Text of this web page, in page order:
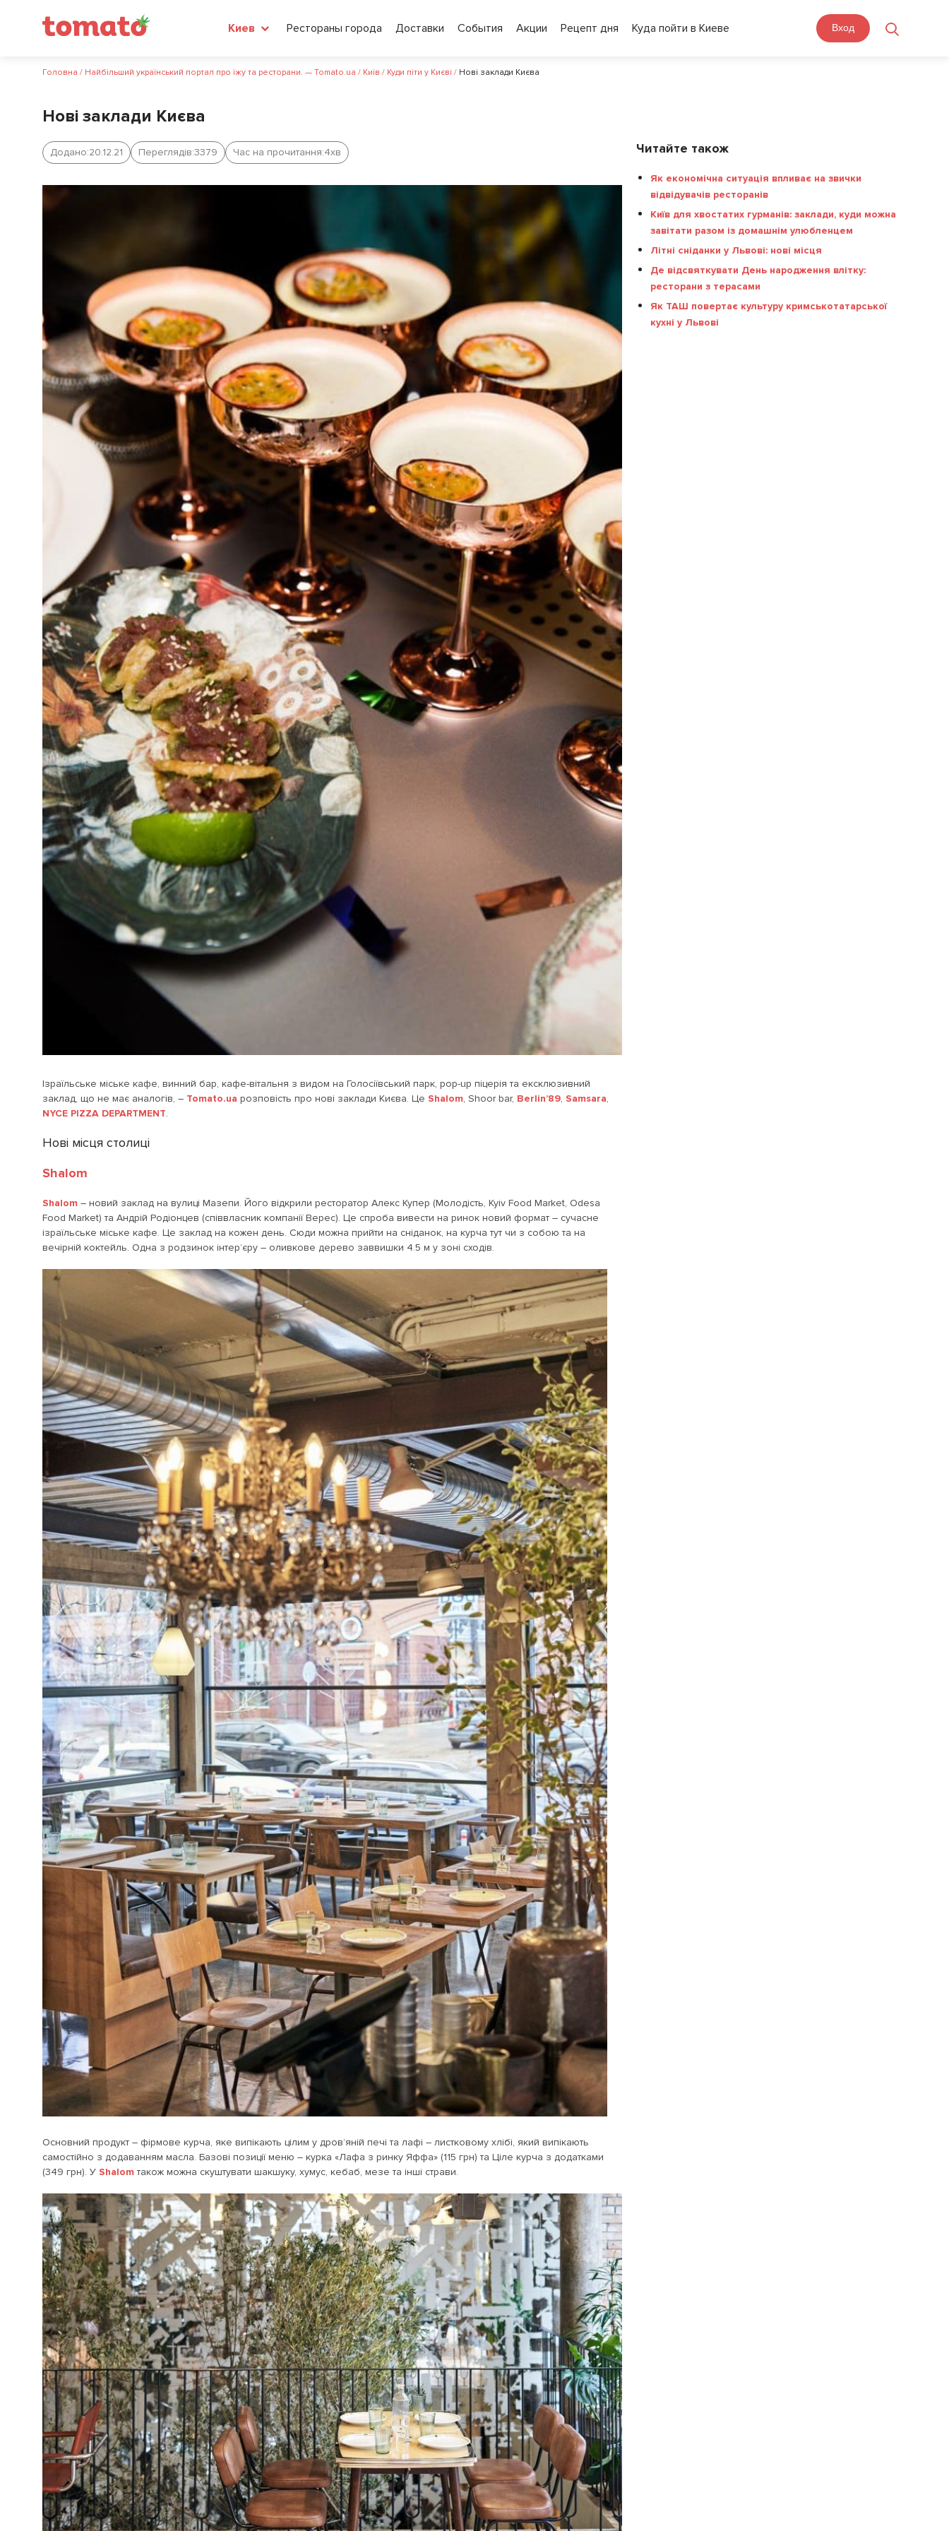
Киев Рестораны города Доставки События Акции Рецепт дня Куда пойти в Киеве Вход
Головна / Найбільший український портал про їжу та ресторани. — Tomato.ua / Київ / Куди піти у Києві / Нові заклади Києва
Нові заклади Києва
Додано:20.12.21 Переглядів:3379 Час на прочитання:4хв
Ізраїльське міське кафе, винний бар, кафе-вітальня з видом на Голосіївський парк, pop-up піцерія та ексклюзивний
заклад, що не має аналогів, – Tomato.ua розповість про нові заклади Києва. Це Shalom, Shoor bar, Berlin’89, Samsara,
NYCE PIZZA DEPARTMENT.
Нові місця столиці
Shalom
Shalom – новий заклад на вулиці Мазепи. Його відкрили ресторатор Алекс Купер (Молодість, Kyiv Food Market, Odesa
Food Market) та Андрій Родіонцев (співвласник компанії Верес). Це спроба вивести на ринок новий формат – сучасне
ізраїльське міське кафе. Це заклад на кожен день. Сюди можна прийти на сніданок, на курча тут чи з собою та на
вечірній коктейль. Одна з родзинок інтер’єру – оливкове дерево заввишки 4.5 м у зоні сходів.
Основний продукт – фірмове курча, яке випікають цілим у дров’яній печі та лафі – листковому хлібі, який випікають
самостійно з додаванням масла. Базові позиції меню – курка «Лафа з ринку Яффа» (115 грн) та Ціле курча з додатками
(349 грн). У Shalom також можна скуштувати шакшуку, хумус, кебаб, мезе та інші страви.
Читайте також
Як економічна ситуація впливає на звички
відвідувачів ресторанів
Київ для хвостатих гурманів: заклади, куди можна
завітати разом із домашнім улюбленцем
Літні сніданки у Львові: нові місця
Де відсвяткувати День народження влітку:
ресторани з терасами
Як ТАШ повертає культуру кримськотатарської
кухні у Львові